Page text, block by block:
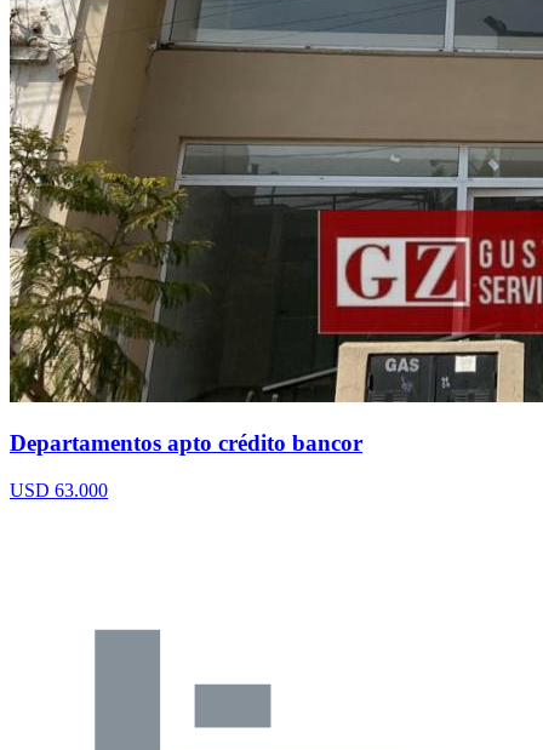
Departamentos apto crédito bancor
USD 63.000